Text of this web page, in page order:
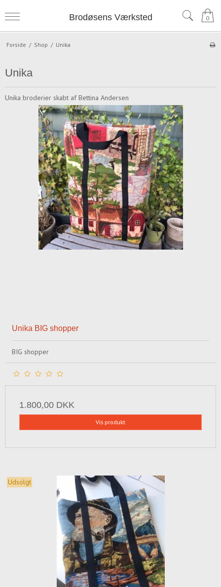
Brodøsens Værksted 0
Forside / Shop / Unika
Unika
Unika broderier skabt af Bettina Andersen
Unika BIG shopper
BIG shopper
1.800,00 DKK
Vis produkt
Udsolgt